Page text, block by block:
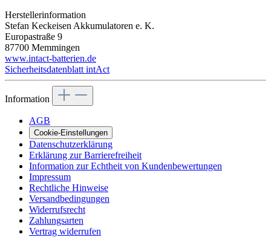
Herstellerinformation
Stefan Keckeisen Akkumulatoren e. K.
Europastraße 9
87700 Memmingen
www.intact-batterien.de
Sicherheitsdatenblatt intAct
Information
AGB
Cookie-Einstellungen
Datenschutzerklärung
Erklärung zur Barrierefreiheit
Information zur Echtheit von Kundenbewertungen
Impressum
Rechtliche Hinweise
Versandbedingungen
Widerrufsrecht
Zahlungsarten
Vertrag widerrufen